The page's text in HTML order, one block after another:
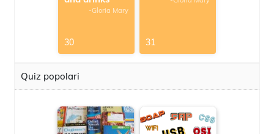
-Gloria Mary
30 31
Quiz popolari